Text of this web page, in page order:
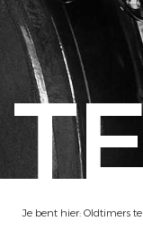
Je bent hier: Oldtimers